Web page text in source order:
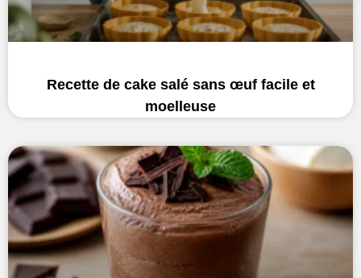
Recette de cake salé sans œuf facile et
moelleuse